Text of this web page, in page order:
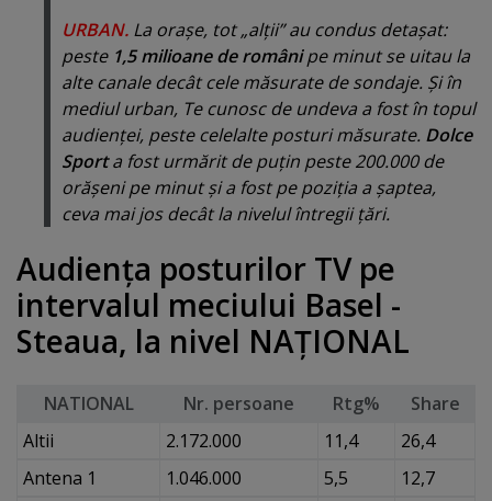
URBAN. La oraşe, tot „alţii” au condus detaşat:
peste 1,5 milioane de românipe minut se uitau la
alte canale decât cele măsurate de sondaje. Şi în
mediul urban, Te cunosc de undeva a fost în topul
audienţei, peste celelalte posturi măsurate. Dolce
Sporta fost urmărit de puţin peste 200.000 de
orăşeni pe minut şi a fost pe poziţia a şaptea,
ceva mai jos decât la nivelul întregii ţări.
Audienţa posturilor TV pe
intervalul meciului Basel -
Steaua, la nivel NAŢIONAL
NATIONAL Nr. persoane Rtg%
Share
Altii
2.172.000 11,4
26,4
Antena 1
1.046.000 5,5
12,7